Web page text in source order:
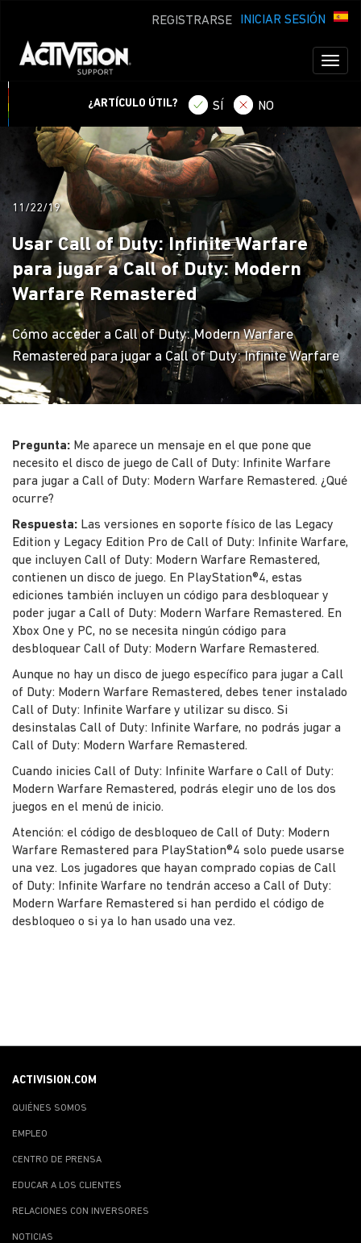
INICIAR SESIÓN
REGISTRARSE
¿ARTÍCULO ÚTIL? SÍ NO
11/22/19
Usar Call of Duty: Infinite Warfare
para jugar a Call of Duty: Modern
Warfare Remastered
Cómo acceder a Call of Duty: Modern Warfare
Remastered para jugar a Call of Duty: Infinite Warfare
Pregunta: Me aparece un mensaje en el que pone que
necesito el disco de juego de Call of Duty: Infinite Warfare
para jugar a Call of Duty: Modern Warfare Remastered. ¿Qué
ocurre?
Respuesta: Las versiones en soporte físico de las Legacy
Edition y Legacy Edition Pro de Call of Duty: Infinite Warfare,
que incluyen Call of Duty: Modern Warfare Remastered,
contienen un disco de juego. En PlayStation®4, estas
ediciones también incluyen un código para desbloquear y
poder jugar a Call of Duty: Modern Warfare Remastered. En
Xbox One y PC, no se necesita ningún código para
desbloquear Call of Duty: Modern Warfare Remastered.
Aunque no hay un disco de juego específico para jugar a Call
of Duty: Modern Warfare Remastered, debes tener instalado
Call of Duty: Infinite Warfare y utilizar su disco. Si
desinstalas Call of Duty: Infinite Warfare, no podrás jugar a
Call of Duty: Modern Warfare Remastered.
Cuando inicies Call of Duty: Infinite Warfare o Call of Duty:
Modern Warfare Remastered, podrás elegir uno de los dos
juegos en el menú de inicio.
Atención: el código de desbloqueo de Call of Duty: Modern
Warfare Remastered para PlayStation®4 solo puede usarse
una vez. Los jugadores que hayan comprado copias de Call
of Duty: Infinite Warfare no tendrán acceso a Call of Duty:
Modern Warfare Remastered si han perdido el código de
desbloqueo o si ya lo han usado una vez.
ACTIVISION.COM
QUIÉNES SOMOS
EMPLEO
CENTRO DE PRENSA
EDUCAR A LOS CLIENTES
RELACIONES CON INVERSORES
NOTICIAS